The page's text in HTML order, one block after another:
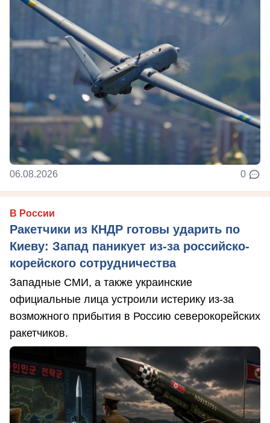
06.08.2026 0
В России
Ракетчики из КНДР готовы ударить по
Киеву: Запад паникует из-за российско-
корейского сотрудничества
Западные СМИ, а также украинские
официальные лица устроили истерику из-за
возможного прибытия в Россию северокорейских
ракетчиков.